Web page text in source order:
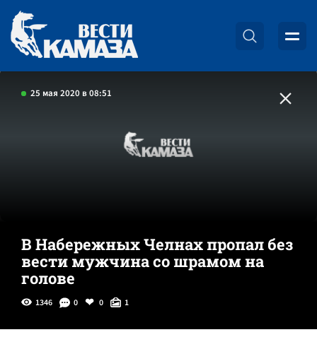
25 мая 2020 в 08:51
В Набережных Челнах пропал без
вести мужчина со шрамом на
голове
1346 0 0 1